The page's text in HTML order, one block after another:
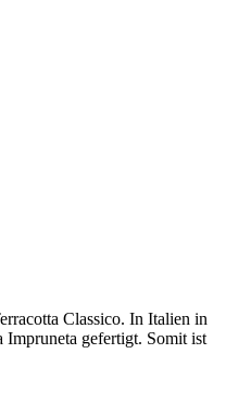
Classico. In Italien in
Impruneta gefertigt. Somit ist